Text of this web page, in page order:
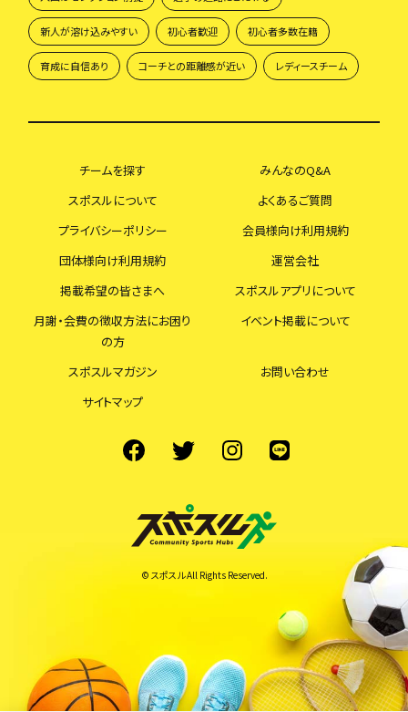
新人が溶け込みやすい 初心者歓迎 初心者多数在籍
育成に自信あり コーチとの距離感が近い レディースチーム
© スポスル All Rights Reserved.
チームを探す
みんなのQ&A
スポスルについて
よくあるご質問
プライバシーポリシー
会員様向け利用規約
団体様向け利用規約
運営会社
掲載希望の皆さまへ
スポスルアプリについて
月謝・会費の徴収方法にお困り
の方
イベント掲載について
スポスルマガジン
お問い合わせ
サイトマップ